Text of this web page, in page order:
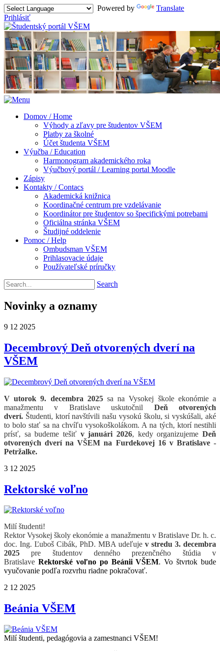
Powered by
Translate
Prihlásiť
Domov / Home
Výhody a zľavy pre študentov VŠEM
Platby za školné
Účet študenta VŠEM
Výučba / Education
Harmonogram akademického roka
Výučbový portál / Learning portal Moodle
Zápisy
Kontakty / Contacs
Akademická knižnica
Koordinačné centrum pre vzdelávanie
Koordinátor pre študentov so špecifickými potrebami
Oficiálna stránka VŠEM
Študijné oddelenie
Pomoc / Help
Ombudsman VŠEM
Prihlasovacie údaje
Používateľské príručky
Search
Novinky a oznamy
9 12 2025
Decembrový Deň otvorených dverí na
VŠEM
V utorok 9. decembra 2025sa na Vysokej škole ekonómie a
manažmentu v Bratislave uskutočnil Deň otvorených
dverí. Študenti, ktorí navštívili našu vysokú školu, si vyskúšali, aké
to bolo stať sa na chvíľu vysokoškolákom. A na tých, ktorí nestihli
prísť, sa budeme tešiť v januári 2026, kedy organizujemeDeň
otvorených dverí na VŠEMna Furdekovej 16 v Bratislave -
Petržalke.
3 12 2025
Rektorské voľno
Milí študenti!
Rektor Vysokej školy ekonómie a manažmentu v Bratislave Dr. h. c.
doc. Ing. Ľuboš Cibák, PhD. MBA udeľuje v stredu 3. decembra
2025 pre študentov denného prezenčného štúdia v
Bratislave Rektorské voľno po Beánii VŠEM. Vo štvrtok bude
vyučovanie podľa rozvrhu riadne pokračovať.
2 12 2025
Beánia VŠEM
Milí študenti, pedagógovia a zamestnanci VŠEM!